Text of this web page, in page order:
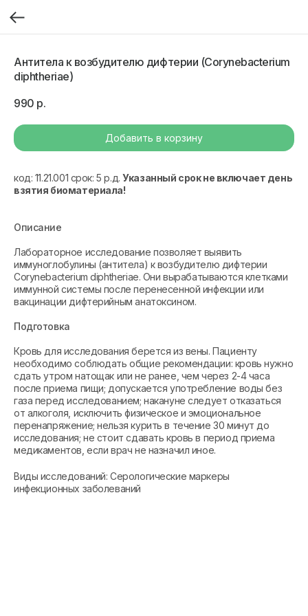
Антитела к возбудителю дифтерии (Corynebacterium
diphtheriae)
990 р.
Добавить в корзину
код: 11.21.001 срок: 5 р.д.Указанный срок не включает день
взятия биоматериала!
Описание
Лабораторное исследование позволяет выявить
иммуноглобулины (антитела) к возбудителю дифтерии
Corynebacterium diphtheriae. Они вырабатываются клетками
иммунной системы после перенесенной инфекции или
вакцинации дифтерийным анатоксином.
Подготовка
Кровь для исследования берется из вены. Пациенту
необходимо соблюдать общие рекомендации: кровь нужно
сдать утром натощак или не ранее, чем через 2-4 часа
после приема пищи; допускается употребление воды без
газа перед исследованием; накануне следует отказаться
от алкоголя, исключить физическое и эмоциональное
перенапряжение; нельзя курить в течение 30 минут до
исследования; не стоит сдавать кровь в период приема
медикаментов, если врач не назначил иное.
Виды исследований: Серологические маркеры
инфекционных заболеваний